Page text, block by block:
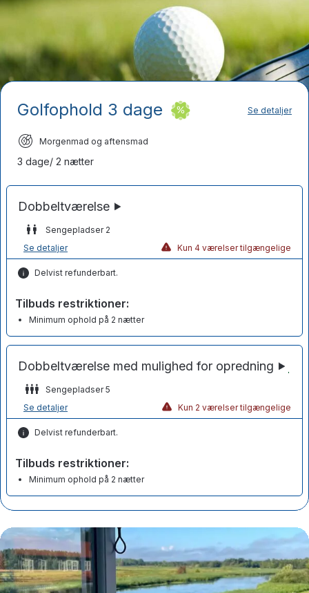
Golfophold 3 dage Se detaljer
Morgenmad og aftensmad
3 dage/ 2 nætter
Sengepladser 2
Se detaljer
Kun 4 værelser tilgængelige
Delvist refunderbart.
Tilbuds restriktioner:
Minimum ophold på 2 nætter
Sengepladser 5
Se detaljer
Kun 2 værelser tilgængelige
Delvist refunderbart.
Tilbuds restriktioner:
Minimum ophold på 2 nætter